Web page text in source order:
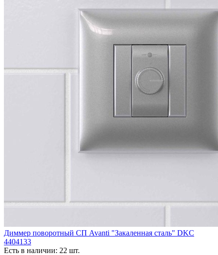
Диммер поворотный СП Avanti "Закаленная сталь" DKC
4404133
Есть в наличии: 22 шт.